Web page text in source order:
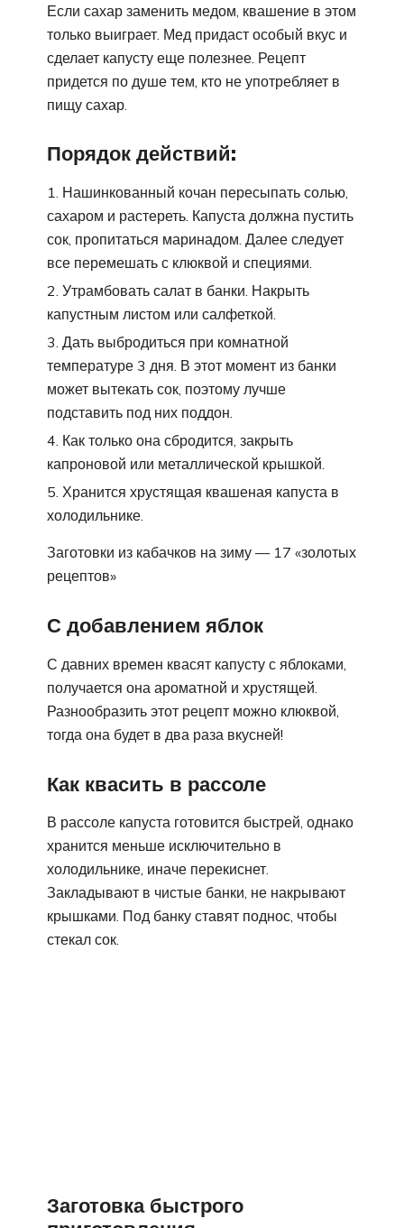
Если сахар заменить медом, квашение в этом
только выиграет. Мед придаст особый вкус и
сделает капусту еще полезнее. Рецепт
придется по душе тем, кто не употребляет в
пищу сахар.
Порядок действий:
Нашинкованный кочан пересыпать солью,
сахаром и растереть. Капуста должна пустить
сок, пропитаться маринадом. Далее следует
все перемешать с клюквой и специями.
Утрамбовать салат в банки. Накрыть
капустным листом или салфеткой.
Дать выбродиться при комнатной
температуре 3 дня. В этот момент из банки
может вытекать сок, поэтому лучше
подставить под них поддон.
Как только она сбродится, закрыть
капроновой или металлической крышкой.
Хранится хрустящая квашеная капуста в
холодильнике.
Заготовки из кабачков на зиму — 17 «золотых
рецептов»
С добавлением яблок
С давних времен квасят капусту с яблоками,
получается она ароматной и хрустящей.
Разнообразить этот рецепт можно клюквой,
тогда она будет в два раза вкусней!
Как квасить в рассоле
В рассоле капуста готовится быстрей, однако
хранится меньше исключительно в
холодильнике, иначе перекиснет.
Закладывают в чистые банки, не накрывают
крышками. Под банку ставят поднос, чтобы
стекал сок.
Заготовка быстрого